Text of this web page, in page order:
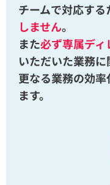
チームで対応する
しません。
また必ず専属ディ
いただいた業務に
更なる業務の効
ます。